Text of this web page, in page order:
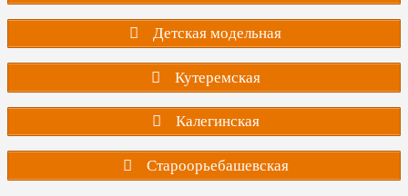
Детская модельная
Кутеремская
Калегинская
Староорьебашевская